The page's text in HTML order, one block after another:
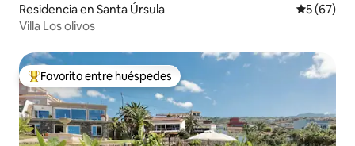
Residencia en Santa Úrsula
5 (67)
Villa Los olivos
De los mejores en Favorito entre huéspedes
Favorito entre huéspedes